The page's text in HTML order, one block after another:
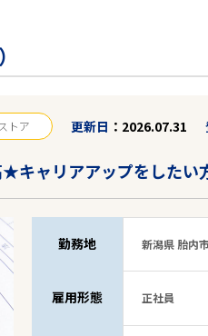
トア 更新日 2026.07.31
キャリアアップをしたい
勤務地 新潟県 胎内
雇用形態 正社員